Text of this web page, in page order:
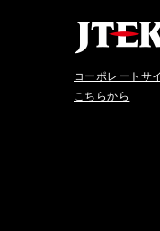
コーポレートサ
こちらから